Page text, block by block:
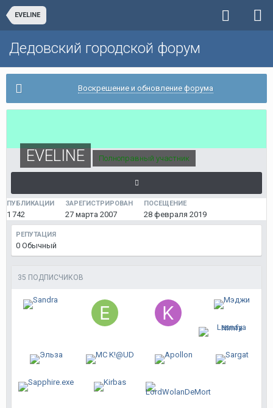
EVELINE
Дедовский городской форум
Воскрешение и обновление форума
EVELINE Полноправный участник
ПУБЛИКАЦИИ
1 742
ЗАРЕГИСТРИРОВАН
27 марта 2007
ПОСЕЩЕНИЕ
28 февраля 2019
РЕПУТАЦИЯ
0 Обычный
35 ПОДПИСЧИКОВ